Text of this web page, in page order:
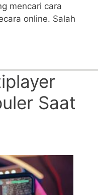
mencari cara
online. Salah
Saat